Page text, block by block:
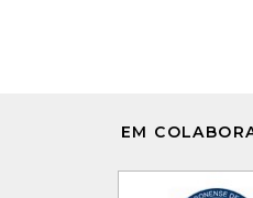
EM